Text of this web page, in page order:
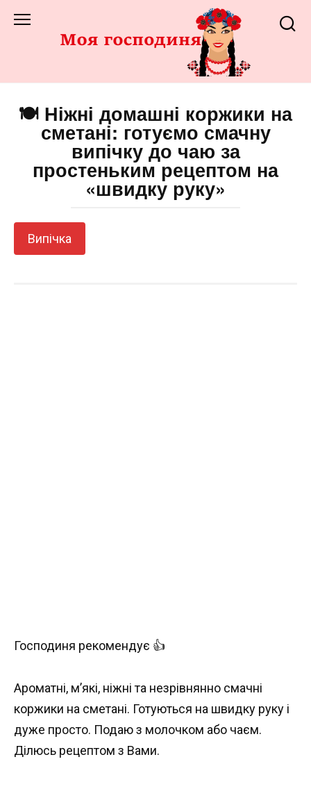
до
🍽️ Ніжні домашні коржики на
сметані: готуємо смачну
випічку до чаю за
простеньким рецептом на
«швидку руку»
Випічка
Господиня рекомендує 👍
Ароматні, м’які, ніжні та незрівнянно смачні
коржики на сметані. Готуються на швидку руку і
дуже просто. Подаю з молочком або чаєм.
Ділюсь рецептом з Вами.